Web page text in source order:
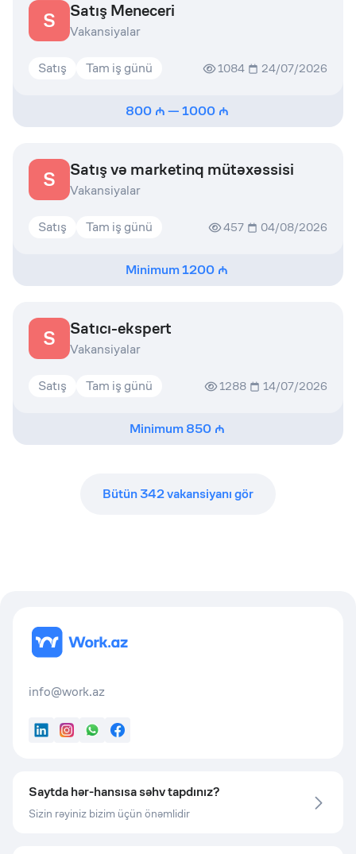
S Satış Meneceri
Vakansiyalar
Satış Tam iş günü 1084 24/07/2026
800 —1000
S Satış və marketinq mütəxəssisi
Vakansiyalar
Satış Tam iş günü 457 04/08/2026
Minimum1200
S Satıcı-ekspert
Vakansiyalar
Satış Tam iş günü 1288 14/07/2026
Minimum850
Bütün342vakansiyanı gör
info@work.az
LinkedInInstagram
WhatsApp
Facebook
Saytda hər-hansısa səhv tapdınız?
Sizin rəyiniz bizim üçün önəmlidir